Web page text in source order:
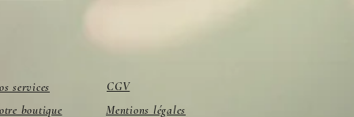
services
boutique
CGV
Mentions légales